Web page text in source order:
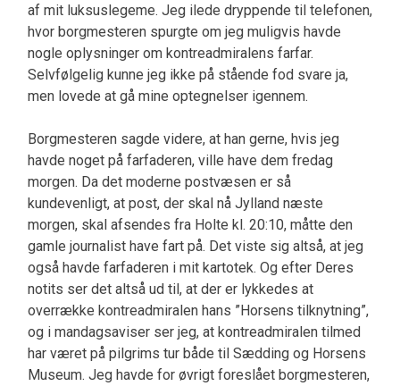
af mit luksuslegeme. Jeg ilede dryppende til telefonen,
hvor borgmesteren spurgte om jeg muligvis havde
nogle oplysninger om kontreadmiralens farfar.
Selvfølgelig kunne jeg ikke på stående fod svare ja,
men lovede at gå mine optegnelser igennem.
Borgmesteren sagde videre, at han gerne, hvis jeg
havde noget på farfaderen, ville have dem fredag
morgen. Da det moderne postvæsen er så
kundevenligt, at post, der skal nå Jylland næste
morgen, skal afsendes fra Holte kl. 20:10, måtte den
gamle journalist have fart på. Det viste sig altså, at jeg
også havde farfaderen i mit kartotek. Og efter Deres
notits ser det altså ud til, at der er lykkedes at
overrække kontreadmiralen hans ”Horsens tilknytning”,
og i mandagsaviser ser jeg, at kontreadmiralen tilmed
har været på pilgrims tur både til Sædding og Horsens
Museum. Jeg havde for øvrigt foreslået borgmesteren,